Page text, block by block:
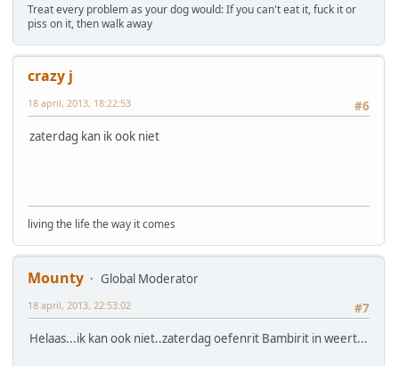
Treat every problem as your dog would: If you can't eat it, fuck it or
piss on it, then walk away
crazy j
#6
18 april, 2013, 18:22:53
zaterdag kan ik ook niet
living the life the way it comes
Mounty
Global Moderator
#7
18 april, 2013, 22:53:02
Helaas...ik kan ook niet..zaterdag oefenrit Bambirit in weert...